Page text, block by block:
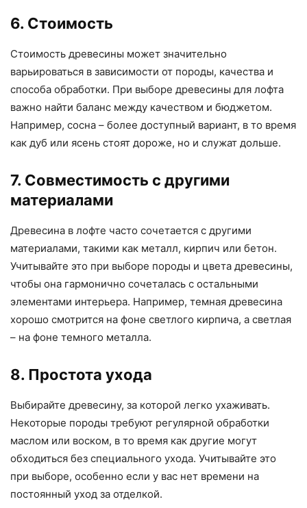
6. Стоимость
Стоимость древесины может значительно
варьироваться в зависимости от породы, качества и
способа обработки. При выборе древесины для лофта
важно найти баланс между качеством и бюджетом.
Например, сосна – более доступный вариант, в то время
как дуб или ясень стоят дороже, но и служат дольше.
7. Совместимость с другими
материалами
Древесина в лофте часто сочетается с другими
материалами, такими как металл, кирпич или бетон.
Учитывайте это при выборе породы и цвета древесины,
чтобы она гармонично сочеталась с остальными
элементами интерьера. Например, темная древесина
хорошо смотрится на фоне светлого кирпича, а светлая
– на фоне темного металла.
8. Простота ухода
Выбирайте древесину, за которой легко ухаживать.
Некоторые породы требуют регулярной обработки
маслом или воском, в то время как другие могут
обходиться без специального ухода. Учитывайте это
при выборе, особенно если у вас нет времени на
постоянный уход за отделкой.